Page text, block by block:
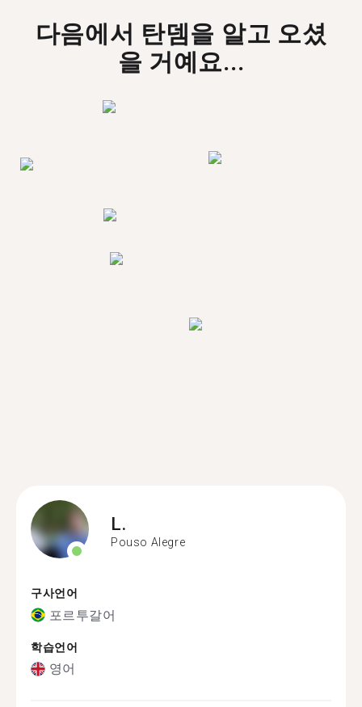
다음에서 탄뎀을 알고 오셨
을 거예요...
L.
Pouso Alegre
구사언어
포르투갈어
학습언어
영어